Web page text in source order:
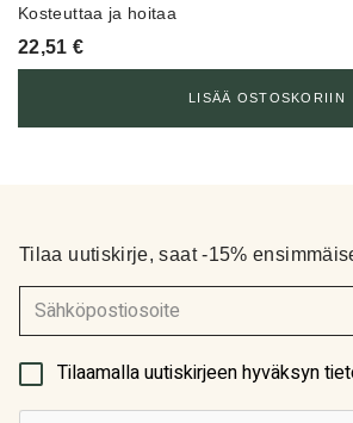
Kosteuttaa ja hoitaa
22,51€
LISÄÄ OSTOSKORIIN
Tilaa uutiskirje, saat -15%
(Pakollinen)
Tilaamalla uutiskirjeen hyväksyn